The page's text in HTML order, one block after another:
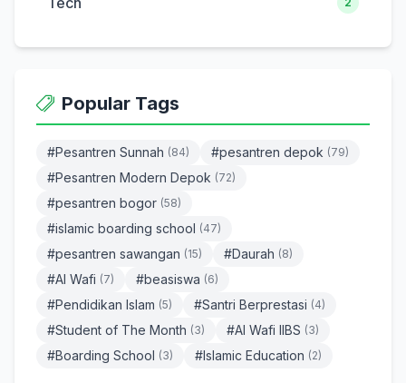
Popular Tags
#Pesantren Sunnah (84) #pesantren depok (79)
#Pesantren Modern Depok (72)
#pesantren bogor (58)
#islamic boarding school (47)
#pesantren sawangan (15) #Daurah (8)
#Al Wafi (7) #beasiswa (6)
#Pendidikan Islam (5) #Santri Berprestasi (4)
#Student of The Month (3) #Al Wafi IIBS (3)
#Boarding School (3) #Islamic Education (2)